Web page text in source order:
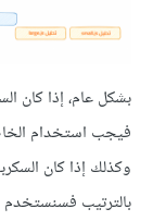
بشكل عام، إذا كان
فيجب استخدام
وكذلك إذا كان
بالترتيب